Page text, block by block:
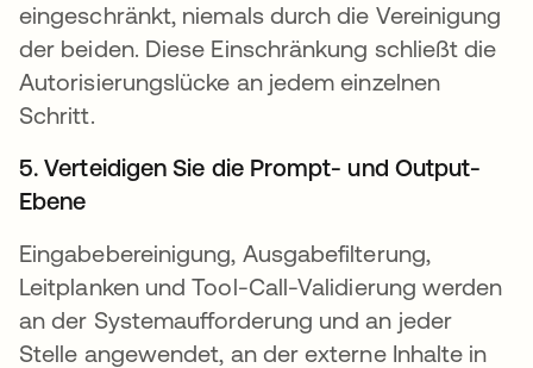
eingeschränkt, niemals durch die Vereinigung
der beiden. Diese Einschränkung schließt die
Autorisierungslücke an jedem einzelnen
Schritt.
5. Verteidigen Sie die Prompt- und Output-
Ebene
Eingabebereinigung, Ausgabefilterung,
Leitplanken und Tool-Call-Validierung werden
an der Systemaufforderung und an jeder
Stelle angewendet, an der externe Inhalte in